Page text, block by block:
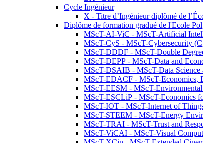
Cycle Ingénieur
X - Titre d’Ingénieur diplômé de
Diplôme de formation gradué de l'Ecole
MScT-AI-ViC - MScT-Artificial
MScT-CyS - MScT-Cybersecurity
MScT-DDDF - MScT-Double
MScT-DEPP - MScT-Data and
MScT-DSAIB - MScT-Data Science
MScT-EDACF - MScT-Economics,
MScT-EESM - MScT-
MScT-ESCLiP - MScT-Economics
MScT-IOT - MScT-Internet of
MScT-STEEM - MScT-Energy
MScT-TRAI - MScT-Trust and
MScT-ViCAI - MScT-Visual